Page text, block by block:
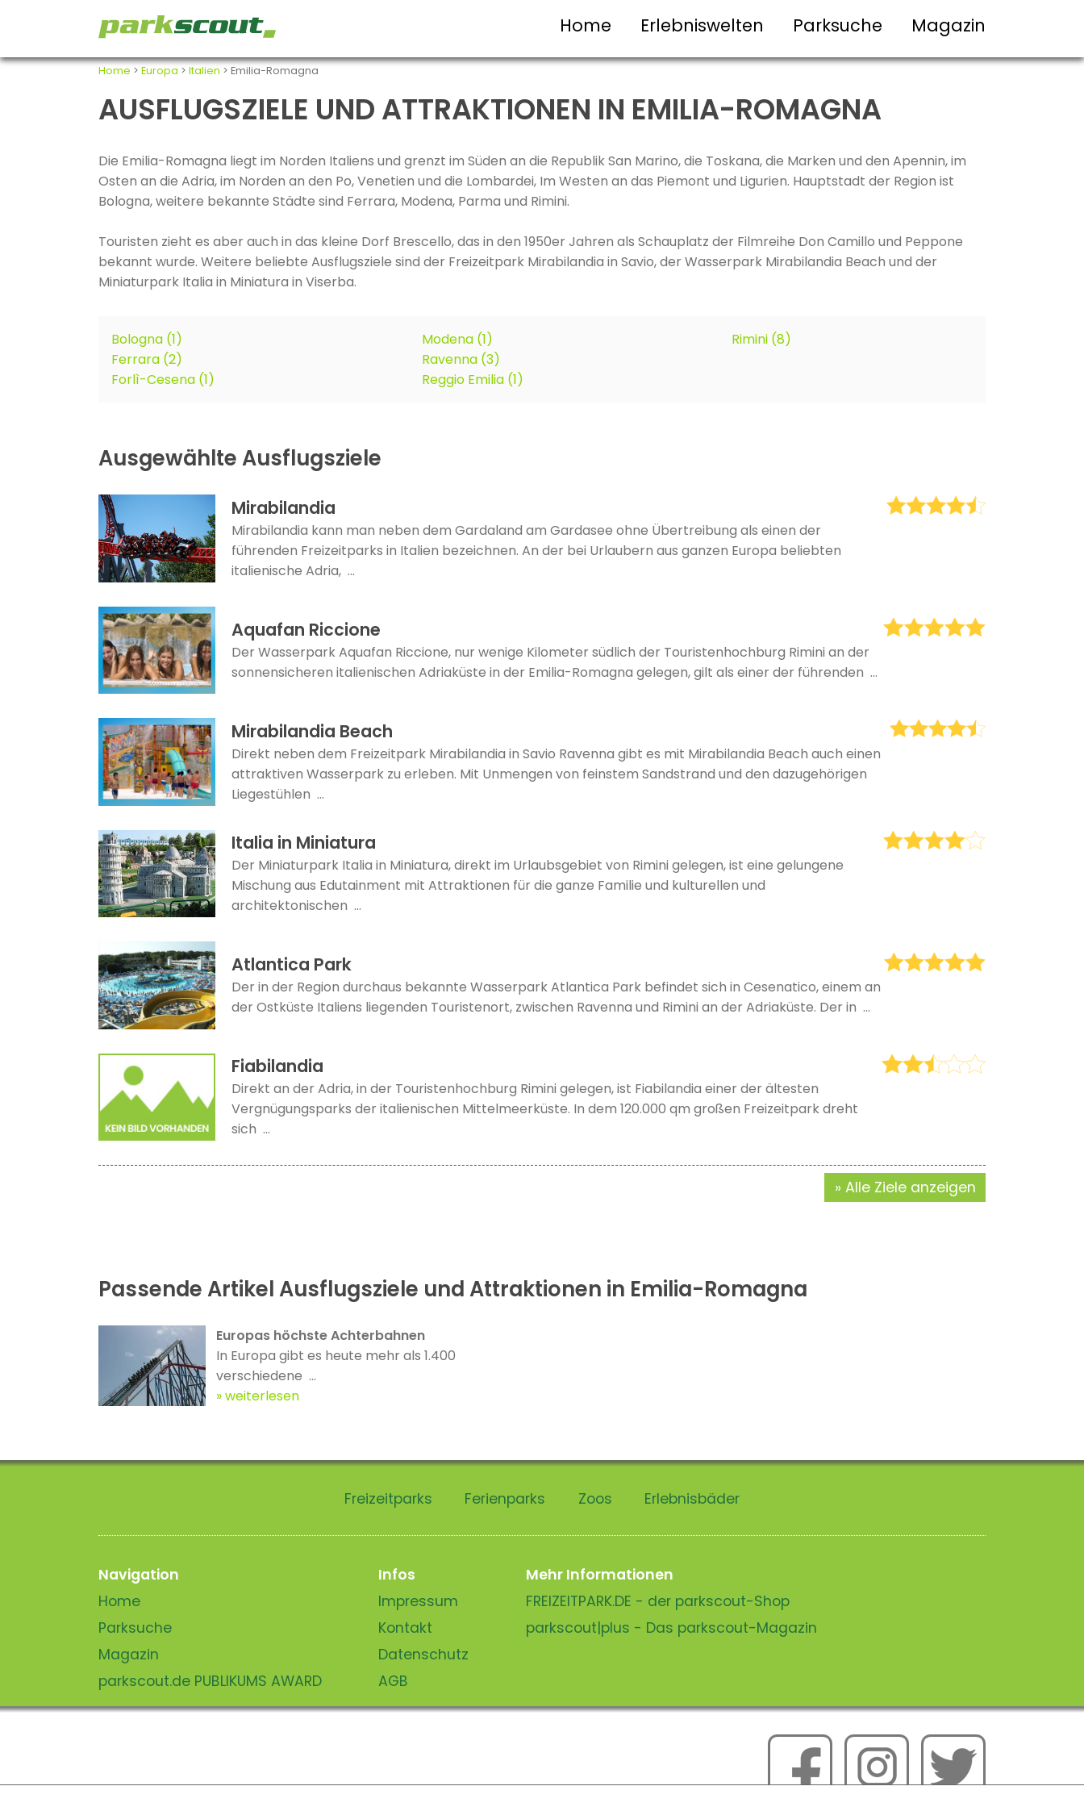
Home Erlebniswelten Parksuche Magazin
Home > Europa > Italien > Emilia-Romagna
AUSFLUGSZIELE UND ATTRAKTIONEN IN EMILIA-ROMAGNA
Die Emilia-Romagna liegt im Norden Italiens und grenzt im Süden an die Republik San Marino, die Toskana, die Marken und den Apennin, im
Osten an die Adria, im Norden an den Po, Venetien und die Lombardei, Im Westen an das Piemont und Ligurien. Hauptstadt der Region ist
Bologna, weitere bekannte Städte sind Ferrara, Modena, Parma und Rimini.
Touristen zieht es aber auch in das kleine Dorf Brescello, das in den 1950er Jahren als Schauplatz der Filmreihe Don Camillo und Peppone
bekannt wurde. Weitere beliebte Ausflugsziele sind der Freizeitpark Mirabilandia in Savio, der Wasserpark Mirabilandia Beach und der
Miniaturpark Italia in Miniatura in Viserba.
Bologna (1)
Ferrara (2)
Forlì-Cesena (1)
Modena (1)
Ravenna (3)
Reggio Emilia (1)
Rimini (8)
Ausgewählte Ausflugsziele
Mirabilandia
Mirabilandia kann man neben dem Gardaland am Gardasee ohne Übertreibung als einen der
führenden Freizeitparks in Italien bezeichnen. An der bei Urlaubern aus ganzen Europa beliebten
italienische Adria, ...
Aquafan Riccione
Der Wasserpark Aquafan Riccione, nur wenige Kilometer südlich der Touristenhochburg Rimini an der
sonnensicheren italienischen Adriaküste in der Emilia-Romagna gelegen, gilt als einer der führenden ...
Mirabilandia Beach
Direkt neben dem Freizeitpark Mirabilandia in Savio Ravenna gibt es mit Mirabilandia Beach auch einen
attraktiven Wasserpark zu erleben. Mit Unmengen von feinstem Sandstrand und den dazugehörigen
Liegestühlen ...
Italia in Miniatura
Der Miniaturpark Italia in Miniatura, direkt im Urlaubsgebiet von Rimini gelegen, ist eine gelungene
Mischung aus Edutainment mit Attraktionen für die ganze Familie und kulturellen und
architektonischen ...
Atlantica Park
Der in der Region durchaus bekannte Wasserpark Atlantica Park befindet sich in Cesenatico, einem an
der Ostküste Italiens liegenden Touristenort, zwischen Ravenna und Rimini an der Adriaküste. Der in ...
Fiabilandia
Direkt an der Adria, in der Touristenhochburg Rimini gelegen, ist Fiabilandia einer der ältesten
Vergnügungsparks der italienischen Mittelmeerküste. In dem 120.000 qm großen Freizeitpark dreht
sich ...
Alle Ziele anzeigen
Passende Artikel Ausflugsziele und Attraktionen in Emilia-Romagna
Europas höchste Achterbahnen
In Europa gibt es heute mehr als 1.400
verschiedene ...
weiterlesen
Freizeitparks Ferienparks Zoos Erlebnisbäder
Navigation
Home
Parksuche
Magazin
parkscout.de PUBLIKUMS AWARD
Infos
Impressum
Kontakt
Datenschutz
AGB
Mehr Informationen
FREIZEITPARK.DE - der parkscout-Shop
parkscout|plus - Das parkscout-Magazin